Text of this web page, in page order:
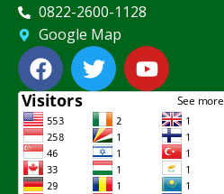
0822-2600-1128
Google Map
F
a
c
e
b
o
T
w
i
t
t
e
Y
o
u